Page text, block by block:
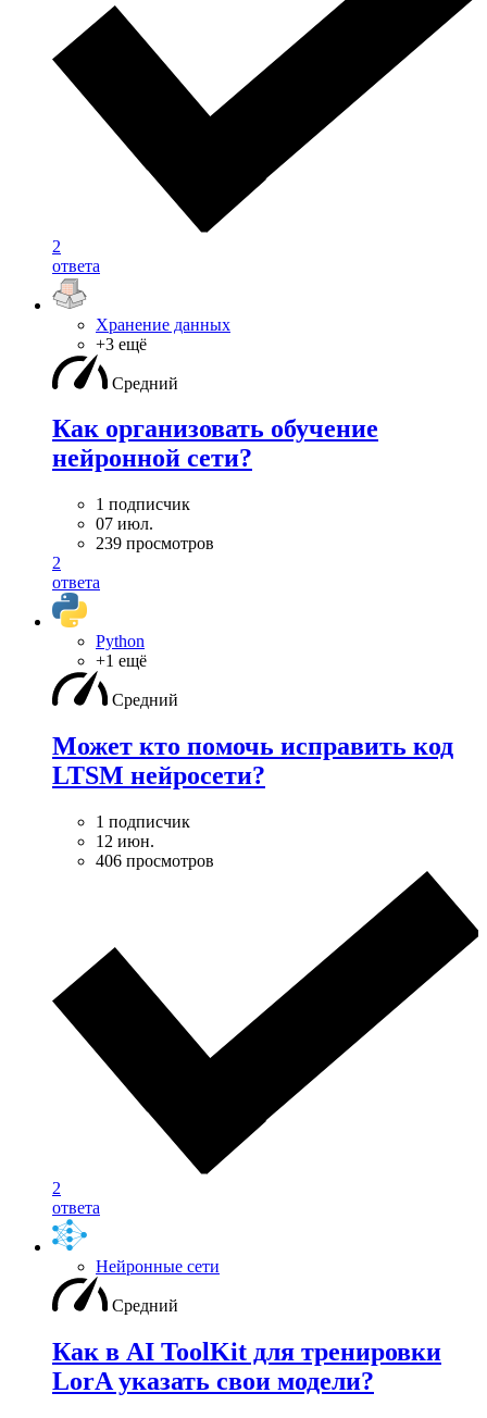
2
ответа
Хранение данных
+3 ещё
Средний
Как организовать обучение
нейронной сети?
1 подписчик
07 июл.
239 просмотров
2
ответа
Python
+1 ещё
Средний
Может кто помочь исправить код
LTSM нейросети?
1 подписчик
12 июн.
406 просмотров
2
ответа
Нейронные сети
Средний
Как в AI ToolKit для тренировки
LorA указать свои модели?